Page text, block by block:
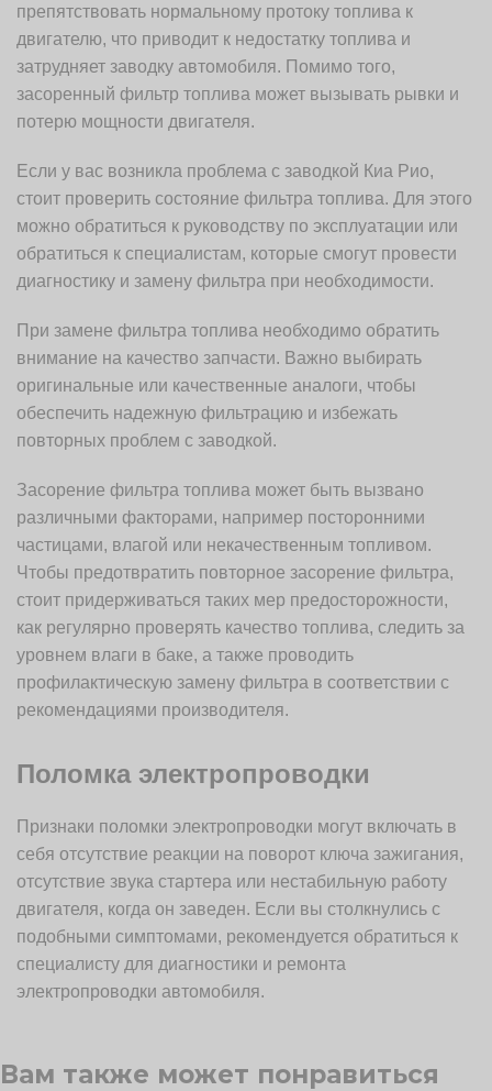
препятствовать нормальному протоку топлива к
двигателю, что приводит к недостатку топлива и
затрудняет заводку автомобиля. Помимо того,
засоренный фильтр топлива может вызывать рывки и
потерю мощности двигателя.
Если у вас возникла проблема с заводкой Киа Рио,
стоит проверить состояние фильтра топлива. Для этого
можно обратиться к руководству по эксплуатации или
обратиться к специалистам, которые смогут провести
диагностику и замену фильтра при необходимости.
При замене фильтра топлива необходимо обратить
внимание на качество запчасти. Важно выбирать
оригинальные или качественные аналоги, чтобы
обеспечить надежную фильтрацию и избежать
повторных проблем с заводкой.
Засорение фильтра топлива может быть вызвано
различными факторами, например посторонними
частицами, влагой или некачественным топливом.
Чтобы предотвратить повторное засорение фильтра,
стоит придерживаться таких мер предосторожности,
как регулярно проверять качество топлива, следить за
уровнем влаги в баке, а также проводить
профилактическую замену фильтра в соответствии с
рекомендациями производителя.
Поломка электропроводки
Признаки поломки электропроводки могут включать в
себя отсутствие реакции на поворот ключа зажигания,
отсутствие звука стартера или нестабильную работу
двигателя, когда он заведен. Если вы столкнулись с
подобными симптомами, рекомендуется обратиться к
специалисту для диагностики и ремонта
электропроводки автомобиля.
Вам также может понравиться